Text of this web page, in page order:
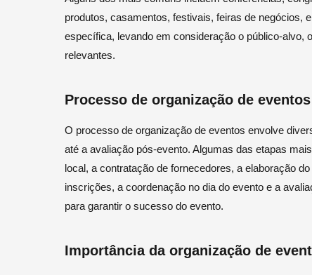
produtos, casamentos, festivais, feiras de negócios,
específica, levando em consideração o público-alvo,
relevantes.
Processo de organização de eventos
O processo de organização de eventos envolve
até a avaliação pós-evento. Algumas das etapas
local, a contratação de fornecedores, a elaboração
inscrições, a coordenação no dia do evento e a
para garantir o sucesso do evento.
Importância da organização de